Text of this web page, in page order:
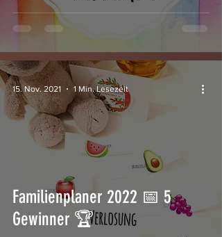
Familienplaner 2022 📅 5
Gewinner 🏆
15. Nov. 2021 1 Min. Lesezeit